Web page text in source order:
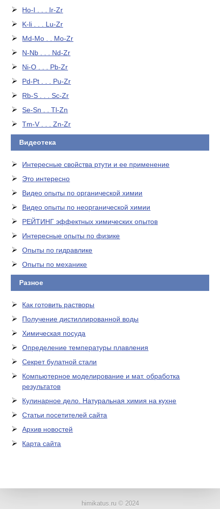
Ho-I . . . Ir-Zr
K-li . . . Lu-Zr
Md-Mo . . Mo-Zr
N-Nb . . . Nd-Zr
Ni-O . . . Pb-Zr
Pd-Pt . . . Pu-Zr
Rb-S . . . Sc-Zr
Se-Sn . . Tl-Zn
Tm-V . . . Zn-Zr
Видеотека
Интересные свойства ртути и ее применение
Это интересно
Видео опыты по органической химии
Видео опыты по неорганической химии
РЕЙТИНГ эффектных химических опытов
Интересные опыты по физике
Опыты по гидравлике
Опыты по механике
Разное
Как готовить растворы
Получение дистиллированной воды
Химическая посуда
Определение температуры плавления
Секрет булатной стали
Компьютерное моделирование и мат. обработка
результатов
Кулинарное дело. Натуральная химия на кухне
Статьи посетителей сайта
Архив новостей
Карта сайта
himikatus.ru © 2024